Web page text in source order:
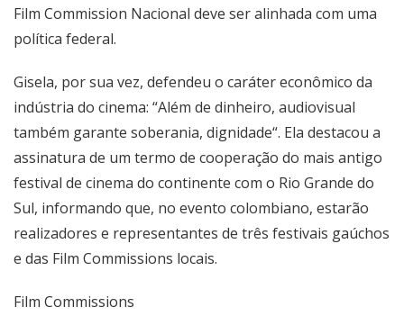
Film Commission Nacional deve ser alinhada com uma
política federal.
Gisela, por sua vez, defendeu o caráter econômico da
indústria do cinema: “Além de dinheiro, audiovisual
também garante soberania, dignidade“. Ela destacou a
assinatura de um termo de cooperação do mais antigo
festival de cinema do continente com o Rio Grande do
Sul, informando que, no evento colombiano, estarão
realizadores e representantes de três festivais gaúchos
e das Film Commissions locais.
Film Commissions